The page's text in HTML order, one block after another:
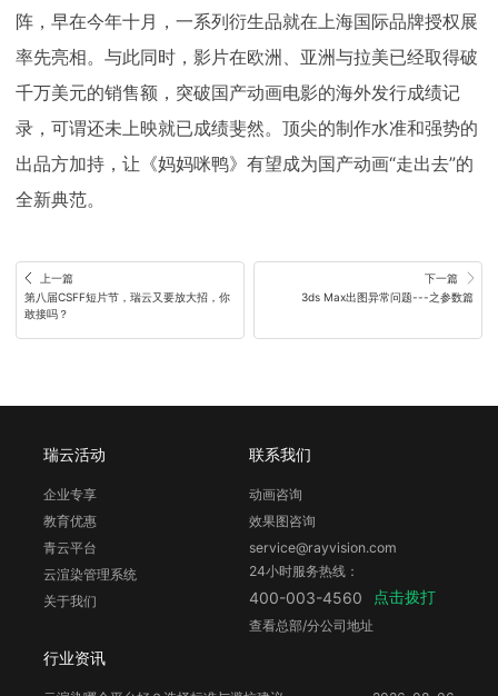
阵，早在今年十月，一系列衍生品就在上海国际品牌授权展
率先亮相。与此同时，影片在欧洲、亚洲与拉美已经取得破
千万美元的销售额，突破国产动画电影的海外发行成绩记
录，可谓还未上映就已成绩斐然。顶尖的制作水准和强势的
出品方加持，让《妈妈咪鸭》有望成为国产动画“走出去”的
全新典范。
上一篇
第八届CSFF短片节，瑞云又要放大招，你
敢接吗？
下一篇
3ds Max出图异常问题---之参数篇
瑞云活动
企业专享
教育优惠
青云平台
云渲染管理系统
关于我们
行业资讯
联系我们
动画咨询
效果图咨询
service@rayvision.com
24小时服务热线：
400-003-4560 点击拨打
查看总部/分公司地址